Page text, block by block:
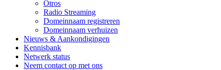
Otros
Radio Streaming
Domeinnaam registreren
Domeinnaam verhuizen
Nieuws & Aankondigingen
Kennisbank
Netwerk status
Neem contact op met ons